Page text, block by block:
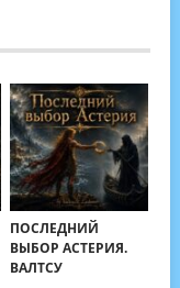
ПОСЛЕДНИЙ
ВЫБОР АСТЕРИЯ.
ВАЛТСУ